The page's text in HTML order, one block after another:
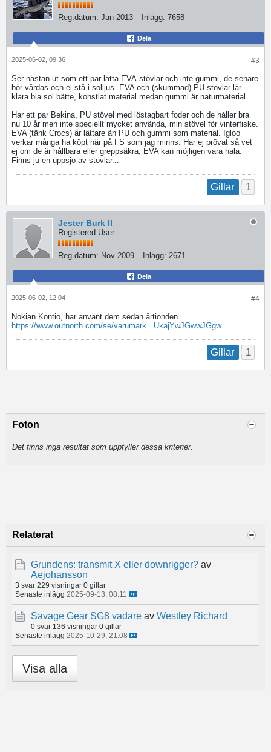
Reg.datum: Jan 2013 Inlägg: 7658
Dela
#3
2025-06-02, 09:36
Ser nästan ut som ett par lätta EVA-stövlar och inte gummi, de senare
bör vårdas och ej stå i solljus. EVA och (skummad) PU-stövlar lär
klara bla sol bätte, konstlat material medan gummi är naturmaterial.
Har ett par Bekina, PU stövel med löstagbart foder och de håller bra
nu 10 år men inte speciellt mycket använda, min stövel för vinterfiske.
EVA (tänk Crocs) är lättare än PU och gummi som material. Igloo
verkar många ha köpt här på FS som jag minns. Har ej prövat så vet
ej om de är hållbara eller greppsäkra, EVA kan möjligen vara hala.
Finns ju en uppsjö av stövlar...
Gillar 1
Jester Burk II
Registered User
Reg.datum: Nov 2009 Inlägg: 2671
Dela
#4
2025-06-02, 12:04
Nokian Kontio, har använt dem sedan årtionden.
https://www.outnorth.com/se/varumark...UkajYwJGwwJGgw
Gillar 1
Foton
Det finns inga resultat som uppfyller dessa kriterier.
Relaterat
Grundens: transmit X eller downrigger? av
Aejohansson
3 svar 229 visningar 0 gillar
Senaste inlägg 2025-09-13, 08:11
Savage Gear SG8 vadare av Westley Richard
0 svar 136 visningar 0 gillar
Senaste inlägg 2025-10-29, 21:08
Visa alla